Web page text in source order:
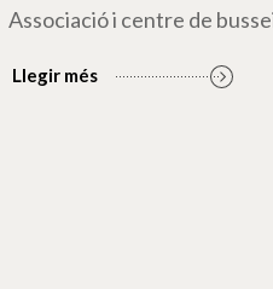
Associació i centre de
Llegir més